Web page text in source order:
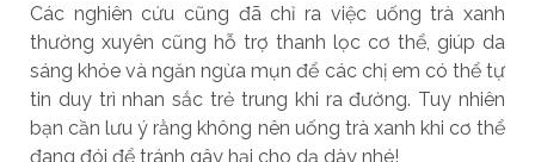
Các nghiên cứu cũng đã chỉ ra việc uống trà xanh
thường xuyên cũng hỗ trợ thanh lọc cơ thể, giúp da
sáng khỏe và ngăn ngừa mụn để các chị em có thể tự
tin duy trì nhan sắc trẻ trung khi ra đường. Tuy nhiên
bạn cần lưu ý rằng không nên uống trà xanh khi cơ thể
đang đói để tránh gây hại cho dạ dày nhé!